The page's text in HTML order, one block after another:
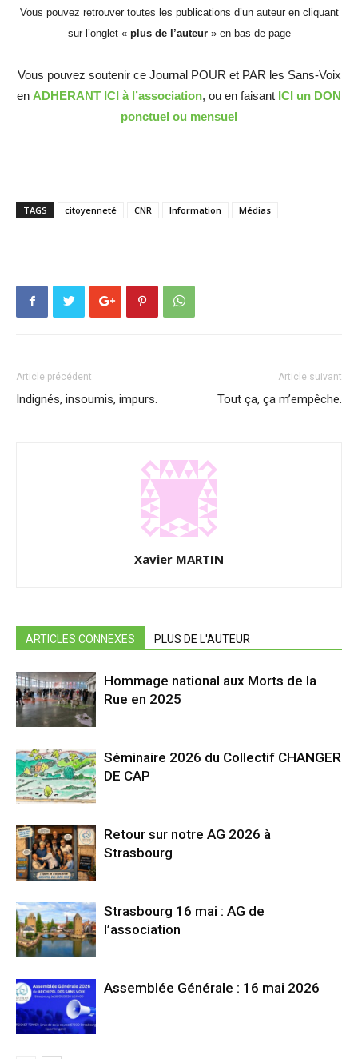
Vous pouvez retrouver toutes les publications d’un auteur en cliquant
sur l’onglet « plus de l’auteur» en bas de page
Vous pouvez soutenir ce Journal POUR et PAR les Sans-Voix
en ADHERANT ICI à l’association, ou en faisant ICI un DON
ponctuel ou mensuel
TAGS citoyenneté CNR Information Médias
Article précédent
Indignés, insoumis, impurs.
Article suivant
Tout ça, ça m’empêche.
Xavier MARTIN
ARTICLES CONNEXES PLUS DE L'AUTEUR
Hommage national aux Morts de la
Rue en 2025
Séminaire 2026 du Collectif CHANGER
DE CAP
Retour sur notre AG 2026 à
Strasbourg
Strasbourg 16 mai : AG de
l’association
Assemblée Générale : 16 mai 2026